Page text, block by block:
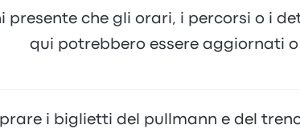
presente che gli orari, i percorsi o i
qui potrebbero essere aggiornati
i biglietti del pullmann e del